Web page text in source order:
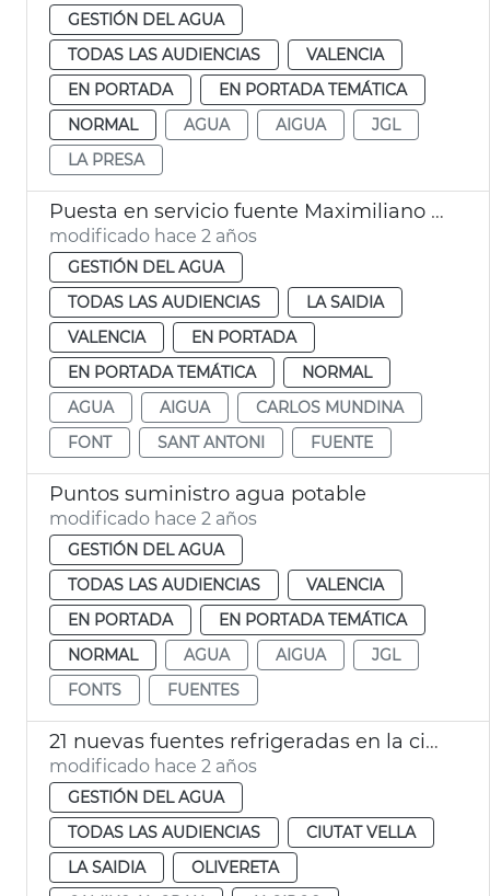
GESTIÓN DEL AGUA
TODAS LAS AUDIENCIAS
VALENCIA
EN PORTADA
EN PORTADA TEMÁTICA
NORMAL
AGUA AIGUA
JGL
LA PRESA
Puesta en servicio fuente Maximiliano Thous
modificado hace 2 años
GESTIÓN DEL AGUA
TODAS LAS AUDIENCIAS
LA SAIDIA
VALENCIA
EN PORTADA
EN PORTADA TEMÁTICA
NORMAL
AGUA
AIGUA
CARLOS MUNDINA
FONT
SANT ANTONI FUENTE
Puntos suministro agua potable
modificado hace 2 años
GESTIÓN DEL AGUA
TODAS LAS AUDIENCIAS
VALENCIA
EN PORTADA
EN PORTADA TEMÁTICA
NORMAL
AGUA AIGUA
JGL
FONTS
FUENTES
21 nuevas fuentes refrigeradas en la ciudad
modificado hace 2 años
GESTIÓN DEL AGUA
TODAS LAS AUDIENCIAS
CIUTAT VELLA
LA SAIDIA
OLIVERETA